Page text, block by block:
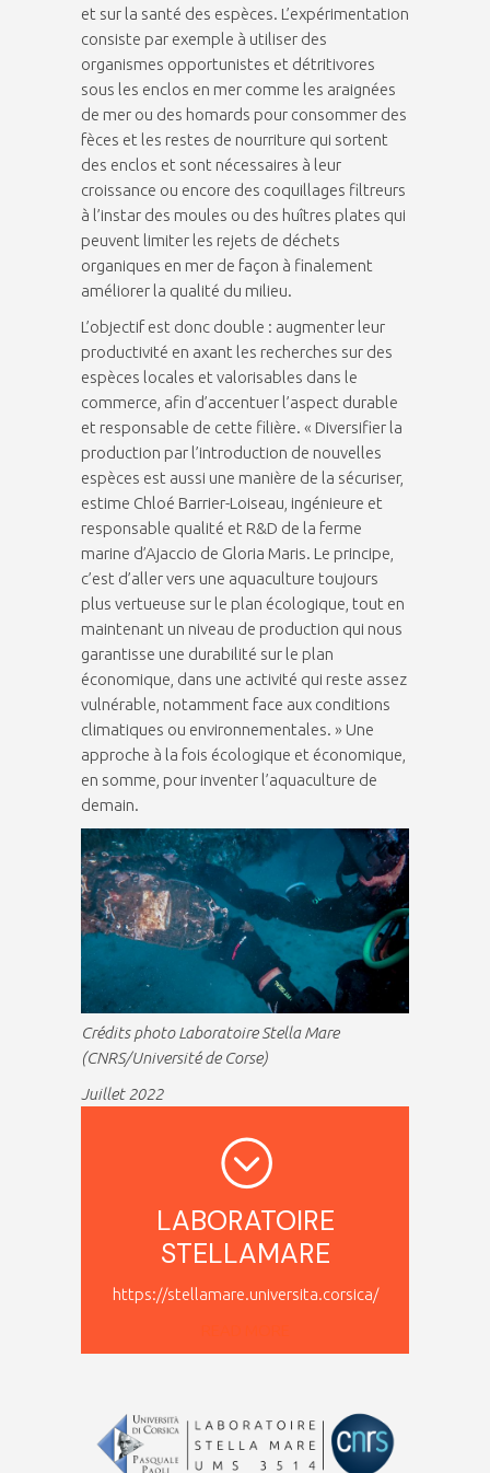
et sur la santé des espèces. L’expérimentation
consiste par exemple à utiliser des
organismes opportunistes et détritivores
sous les enclos en mer comme les araignées
de mer ou des homards pour consommer des
fèces et les restes de nourriture qui sortent
des enclos et sont nécessaires à leur
croissance ou encore des coquillages filtreurs
à l’instar des moules ou des huîtres plates qui
peuvent limiter les rejets de déchets
organiques en mer de façon à finalement
améliorer la qualité du milieu.
L’objectif est donc double : augmenter leur
productivité en axant les recherches sur des
espèces locales et valorisables dans le
commerce, afin d’accentuer l’aspect durable
et responsable de cette filière. « Diversifier la
production par l’introduction de nouvelles
espèces est aussi une manière de la sécuriser,
estime Chloé Barrier-Loiseau, ingénieure et
responsable qualité et R&D de la ferme
marine d’Ajaccio de Gloria Maris. Le principe,
c’est d’aller vers une aquaculture toujours
plus vertueuse sur le plan écologique, tout en
maintenant un niveau de production qui nous
garantisse une durabilité sur le plan
économique, dans une activité qui reste assez
vulnérable, notamment face aux conditions
climatiques ou environnementales. » Une
approche à la fois écologique et économique,
en somme, pour inventer l’aquaculture de
demain.
Crédits photo Laboratoire Stella Mare
(CNRS/Université de Corse)
Juillet 2022
LABORATOIRE
STELLAMARE
https://stellamare.universita.corsica/